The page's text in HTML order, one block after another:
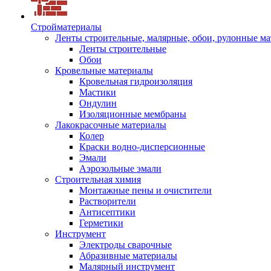
Стройматериалы
Ленты строительные, малярные, обои, рулонные
Ленты строительные
Обои
Кровельные материалы
Кровельная гидроизоляция
Мастики
Ондулин
Изоляционные мембраны
Лакокрасочные материалы
Колер
Краски водно-дисперсионные
Эмали
Аэрозольные эмали
Строительная химия
Монтажные пены и очистители
Растворители
Антисептики
Герметики
Инструмент
Электроды сварочные
Абразивные материалы
Малярный инструмент